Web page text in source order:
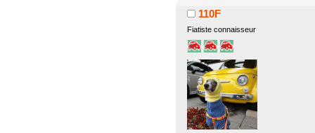
110F
Fiatiste connaisseur